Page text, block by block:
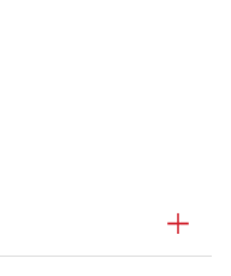
化は
。